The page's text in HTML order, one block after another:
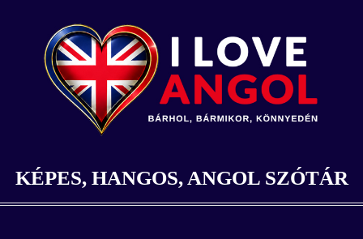
KÉPES, HANGOS, ANGOL SZÓTÁR